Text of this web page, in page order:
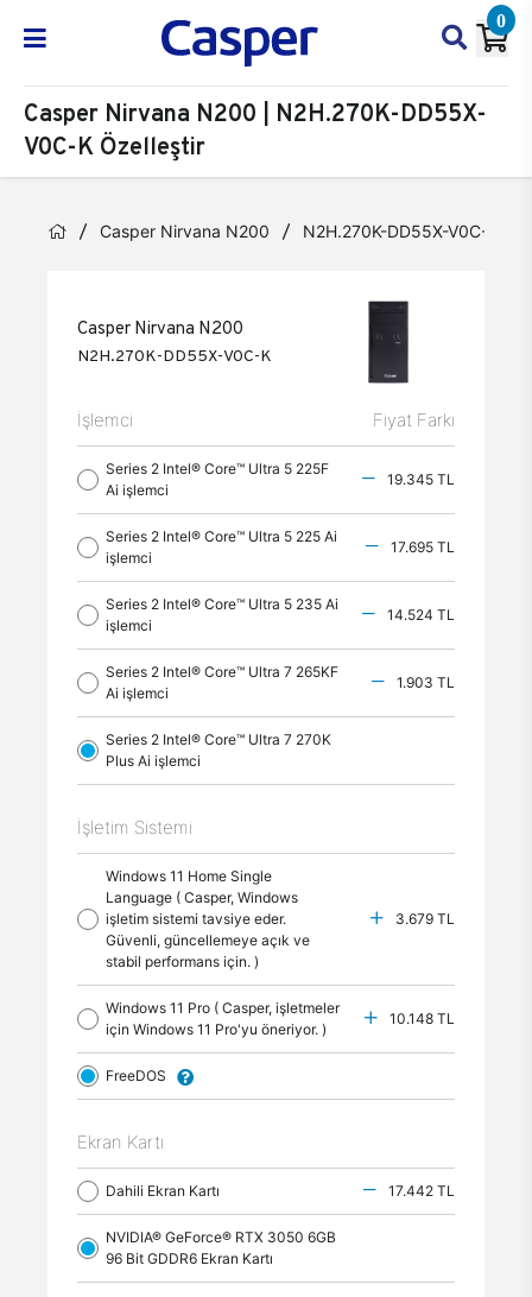
0
Casper Nirvana N200 | N2H.270K-DD55X-
V0C-K Özelleştir
Casper Nirvana N200 N2H.270K-DD55X-V0C-K
Casper Nirvana N200
N2H.270K-DD55X-V0C-K
İşlemci Fiyat Farkı
Series 2 Intel® Core™ Ultra 5 225F
Ai işlemci
19.345 TL
Series 2 Intel® Core™ Ultra 5 225 Ai
işlemci
17.695 TL
Series 2 Intel® Core™ Ultra 5 235 Ai
işlemci
14.524 TL
Series 2 Intel® Core™ Ultra 7 265KF
Ai işlemci
1.903 TL
Series 2 Intel® Core™ Ultra 7 270K
Plus Ai işlemci
İşletim Sistemi
Windows 11 Home Single
Language ( Casper, Windows
işletim sistemi tavsiye eder.
Güvenli, güncellemeye açık ve
stabil performans için. )
3.679 TL
Windows 11 Pro ( Casper, işletmeler
için Windows 11 Pro'yu öneriyor. )
10.148 TL
FreeDOS
Ekran Kartı
Dahili Ekran Kartı 17.442 TL
NVIDIA® GeForce® RTX 3050 6GB
96 Bit GDDR6 Ekran Kartı